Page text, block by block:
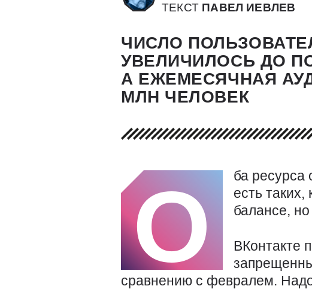
ТЕКСТ ПАВЕЛ ИЕВЛЕВ
ЧИСЛО
УВЕЛИЧИЛОСЬ ДО
А ЕЖЕМЕСЯЧНАЯ
МЛН ЧЕЛОВЕК
О
ба ресурса
есть
балансе,
ВКонтакте
сравнению с февралем. Надо